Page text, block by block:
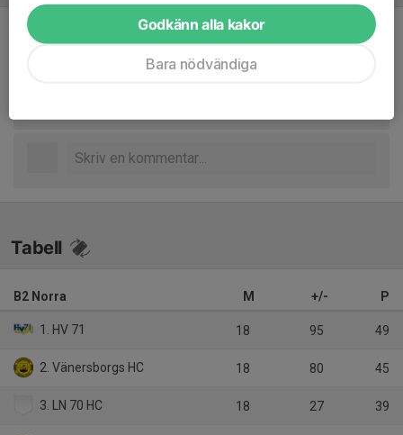
Inget referat skrivet
Tabell
B2 Norra M +/- P
1. HV 71 18 95 49
2. Vänersborgs HC 18 80 45
3. LN 70 HC 18 27 39
Godkänn alla kakor
Bara nödvändiga